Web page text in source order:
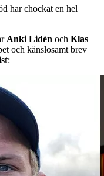
har chockat en hel
Anki Lidén och Klas
och känslosamt brev
: